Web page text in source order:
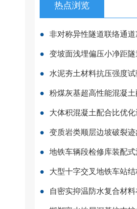
热点浏览
● 非对称异性隧道联络通
● 变坡面浅埋偏压小净距
● 水泥夯土材料抗压强度
● 粉煤灰基超高性能混凝土
● 大体积混凝土配合比优
● 变质岩类顺层边坡破裂迹
● 地铁车辆段检修库装配式
● 大型十字交叉地铁车站
● 自密实抑温防水复合材